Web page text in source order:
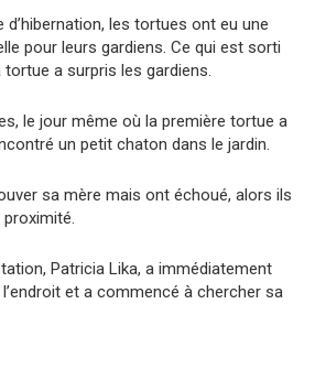
d’hibernation, les tortues ont eu une
pour leurs gardiens. Ce qui est sorti
tortue a surpris les gardiens.
le jour même où la première tortue a
un petit chaton dans le jardin.
sa mère mais ont échoué, alors ils
Patricia Lika, a immédiatement
et a commencé à chercher sa